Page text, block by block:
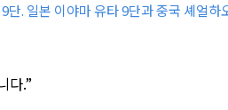
. 일본 이야마 유타 9단과 중국 셰얼하
다.”